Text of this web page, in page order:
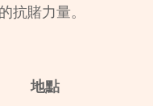
抗賭力量。
地點